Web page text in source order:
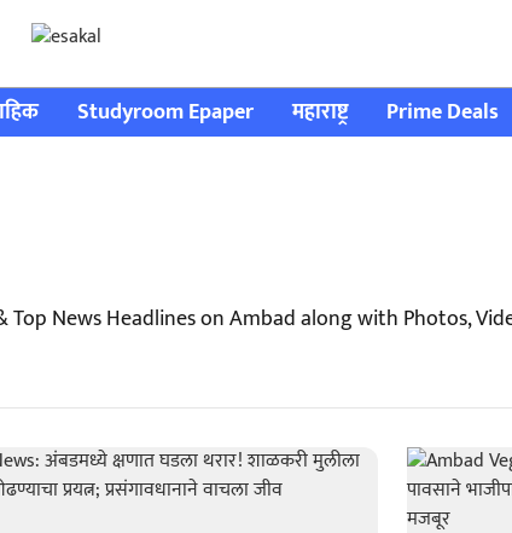
Studyroom Epaper महाराष्ट्र Prime Deals
News Headlines on Ambad along with Photos,